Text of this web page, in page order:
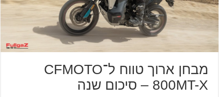
מבחן ארוך טווח ל־CFMOTO
800MT-X – סיכום שנה